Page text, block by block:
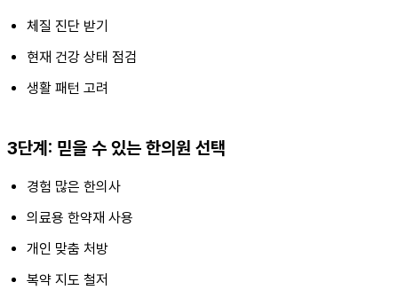
체질 진단 받기
현재 건강 상태 점검
생활 패턴 고려
3단계: 믿을 수 있는 한의원 선택
경험 많은 한의사
의료용 한약재 사용
개인 맞춤 처방
복약 지도 철저